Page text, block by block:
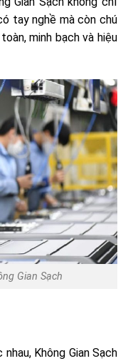
tay nghề mà còn chú
minh bạch và hiệu
Gian Sạch
Không Gian Sạch